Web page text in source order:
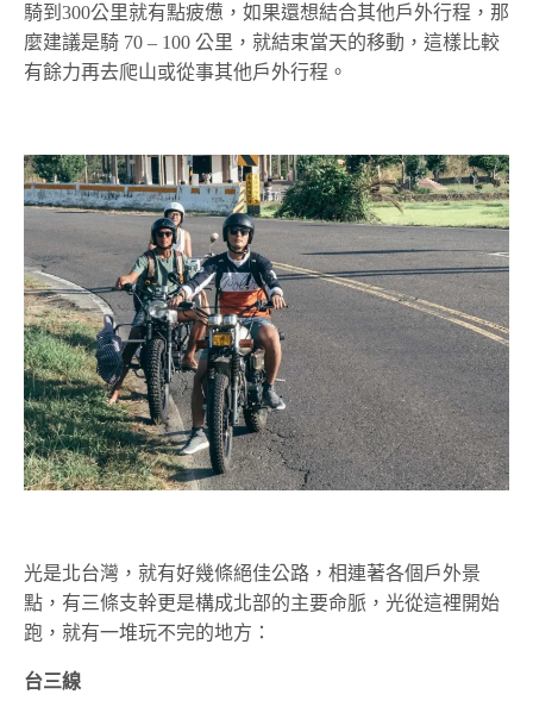
騎到300公里就有點疲憊，如果還想結合其他戶外行程，那
麼建議是騎 70 – 100 公里，就結束當天的移動，這樣比較
有餘力再去爬山或從事其他戶外行程。
光是北台灣，就有好幾條絕佳公路，相連著各個戶外景
點，有三條支幹更是構成北部的主要命脈，光從這裡開始
跑，就有一堆玩不完的地方：
台三線